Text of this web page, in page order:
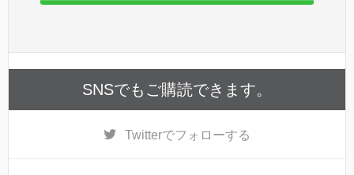
SNSでもご購読できます。
Twitterでフォローする